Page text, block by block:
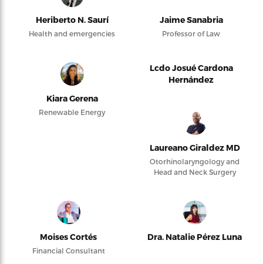
Heriberto N. Saurí
Health and emergencies
Jaime Sanabria
Professor of Law
Kiara Gerena
Renewable Energy
Lcdo Josué Cardona
Hernández
Laureano Giraldez MD
Otorhinolaryngology and
Head and Neck Surgery
Moises Cortés
Financial Consultant
Dra. Natalie Pérez Luna